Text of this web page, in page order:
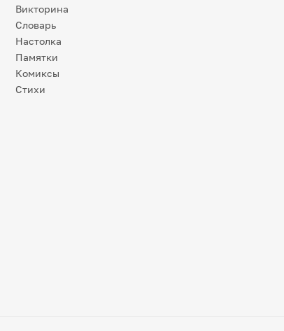
Викторина
Словарь
Настолка
Памятки
Комиксы
Стихи